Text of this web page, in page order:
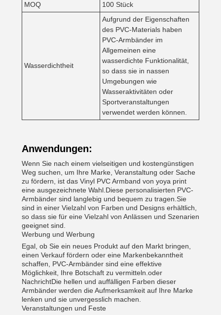
MOQ 100 Stück
Wasserdichtheit
Aufgrund der Eigenschaften
des PVC-Materials haben
PVC-Armbänder im
Allgemeinen eine
wasserdichte Funktionalität,
so dass sie in nassen
Umgebungen wie
Wasseraktivitäten oder
Sportveranstaltungen
verwendet werden können.
Anwendungen:
Wenn Sie nach einem vielseitigen und kostengünstigen
Weg suchen, um Ihre Marke, Veranstaltung oder Sache
zu fördern, ist das Vinyl PVC Armband von yoya print
eine ausgezeichnete Wahl.Diese personalisierten PVC-
Armbänder sind langlebig und bequem zu tragen.Sie
sind in einer Vielzahl von Farben und Designs erhältlich,
so dass sie für eine Vielzahl von Anlässen und Szenarien
geeignet sind.
Werbung und Werbung
Egal, ob Sie ein neues Produkt auf den Markt bringen,
einen Verkauf fördern oder eine Markenbekanntheit
schaffen, PVC-Armbänder sind eine effektive
Möglichkeit, Ihre Botschaft zu vermitteln.oder
NachrichtDie hellen und auffälligen Farben dieser
Armbänder werden die Aufmerksamkeit auf Ihre Marke
lenken und sie unvergesslich machen.
Veranstaltungen und Feste